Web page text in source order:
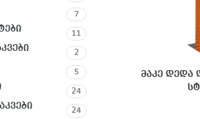
7
11
2
5
24
24
მაკე დედა